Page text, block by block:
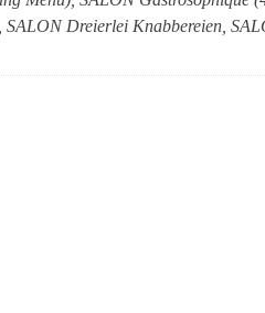
Dreierlei Knabbereien,